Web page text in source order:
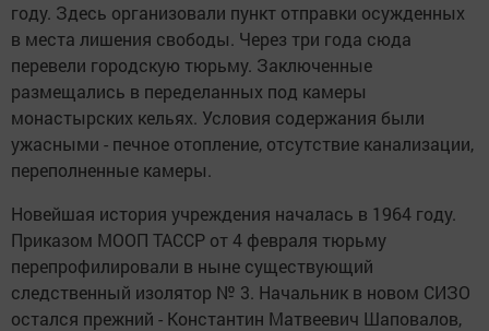
году. Здесь организовали пункт отправки осужденных
в места лишения свободы. Через три года сюда
перевели городскую тюрьму. Заключенные
размещались в переделанных под камеры
монастырских кельях. Условия содержания были
ужасными - печное отопление, отсутствие канализации,
переполненные камеры.
Новейшая история учреждения началась в 1964 году.
Приказом МООП ТАССР от 4 февраля тюрьму
перепрофилировали в ныне существующий
следственный изолятор № 3. Начальник в новом СИЗО
остался прежний - Константин Матвеевич Шаповалов,